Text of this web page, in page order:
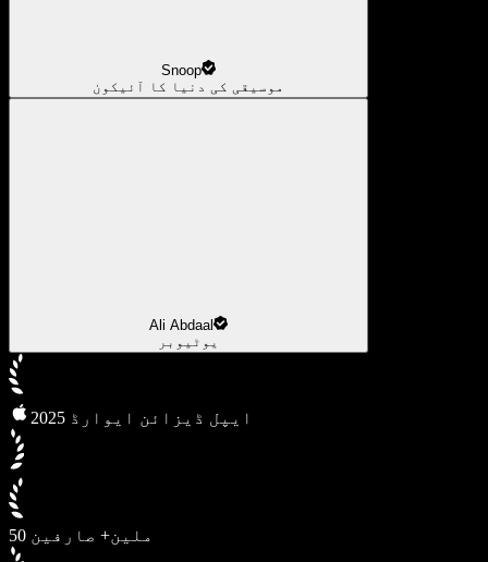
Snoop
موسیقی کی دنیا کا آئیکون
Ali Abdaal
یوٹیوبر
2025 ایپل ڈیزائن ایوارڈ
50 ملین+ صارفین